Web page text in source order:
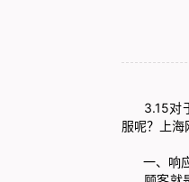
3.15对于
服呢？上海
一、响